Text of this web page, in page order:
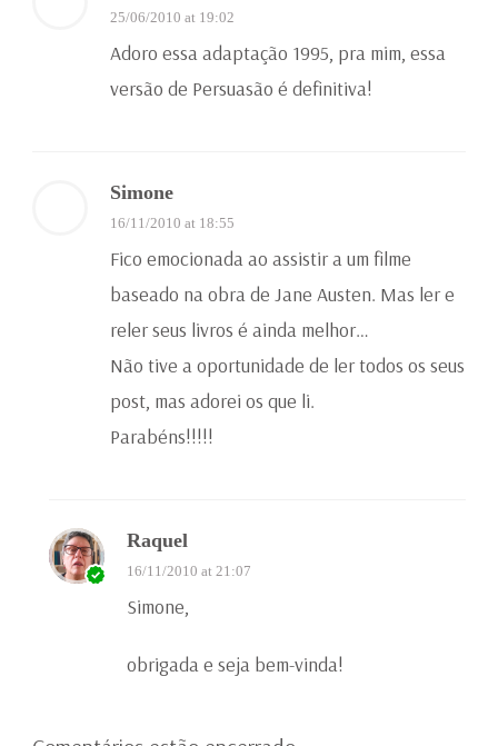
25/06/2010 at 19:02
Adoro essa adaptação 1995, pra mim, essa
versão de Persuasão é definitiva!
Simone
16/11/2010 at 18:55
Fico emocionada ao assistir a um filme
baseado na obra de Jane Austen. Mas ler e
reler seus livros é ainda melhor…
Não tive a oportunidade de ler todos os seus
post, mas adorei os que li.
Parabéns!!!!!
Raquel
16/11/2010 at 21:07
Simone,
obrigada e seja bem-vinda!